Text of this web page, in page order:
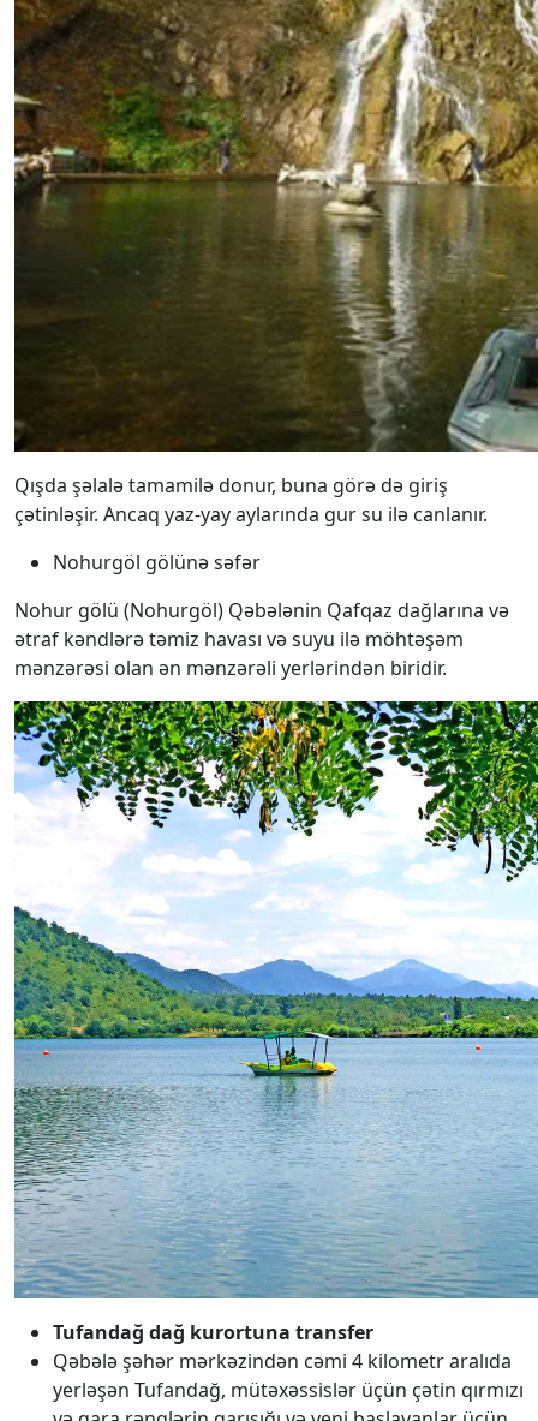
Qışda şəlalə tamamilə donur, buna görə də giriş
çətinləşir. Ancaq yaz-yay aylarında gur su ilə canlanır.
Nohurgöl gölünə səfər
Nohur gölü (Nohurgöl) Qəbələnin Qafqaz dağlarına və
ətraf kəndlərə təmiz havası və suyu ilə möhtəşəm
mənzərəsi olan ən mənzərəli yerlərindən biridir.
Tufandağ dağ kurortuna transfer
Qəbələ şəhər mərkəzindən cəmi 4 kilometr aralıda
yerləşən Tufandağ, mütəxəssislər üçün çətin qırmızı